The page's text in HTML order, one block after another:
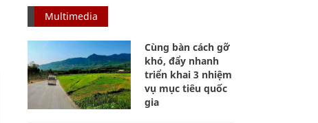
Multimedia
Cùng bàn cách gỡ
khó, đẩy nhanh
triển khai 3 nhiệm
vụ mục tiêu quốc
gia